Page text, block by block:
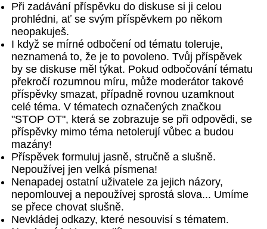
Při zadávání příspěvku do diskuse si ji celou
prohlédni, ať se svým příspěvkem po někom
neopakuješ.
I když se mírné odbočení od tématu toleruje,
neznamená to, že je to povoleno. Tvůj příspěvek
by se diskuse měl týkat. Pokud odbočování tématu
překročí rozumnou míru, může moderátor takové
příspěvky smazat, případně rovnou uzamknout
celé téma. V tématech označených značkou
"STOP OT", která se zobrazuje se při odpovědi, se
příspěvky mimo téma netolerují vůbec a budou
mazány!
Příspěvek formuluj jasně, stručně a slušně.
Nepoužívej jen velká písmena!
Nenapadej ostatní uživatele za jejich názory,
nepomlouvej a nepoužívej sprostá slova... Umíme
se přece chovat slušně.
Nevkládej odkazy, které nesouvisí s tématem.